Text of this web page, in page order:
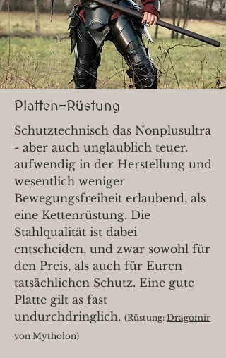
Platten-Rüstung
Schutztechnisch das Nonplusultra
- aber auch unglaublich teuer.
aufwendig in der Herstellung und
wesentlich weniger
Bewegungsfreiheit erlaubend, als
eine Kettenrüstung. Die
Stahlqualität ist dabei
entscheiden, und zwar sowohl für
den Preis, als auch für Euren
tatsächlichen Schutz. Eine gute
Platte gilt as fast
undurchdringlich. (Rüstung: Dragomir
von Mytholon)